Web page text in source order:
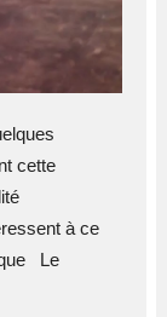
cette
à ce
Le